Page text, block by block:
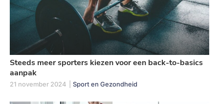
Steeds meer sporters kiezen voor een back-to-basics
aanpak
21 november 2024 Sport en Gezondheid